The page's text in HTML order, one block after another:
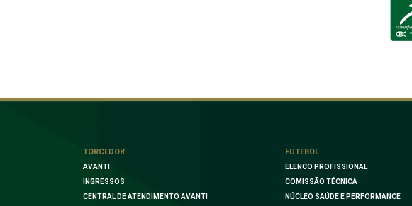
TORCEDOR
AVANTI
INGRESSOS
CENTRAL DE ATENDIMENTO AVANTI
FUTEBOL
ELENCO PROFISSIONAL
COMISSÃO TÉCNICA
NÚCLEO SAÚDE E PERFORMANCE